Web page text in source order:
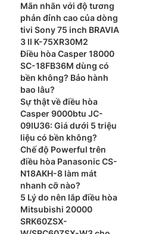
8BD
Mãn nhãn với độ tương
phản đỉnh cao của dòng
tivi Sony 75 inch BRAVIA
3 II K-75XR30M2
Điều hòa Casper 18000
SC-18FB36M dùng có
bền không? Bảo hành
bao lâu?
Sự thật về điều hòa
Casper 9000btu JC-
09IU36: Giá dưới 5 triệu
liệu có bền không?
Chế độ Powerful trên
điều hòa Panasonic CS-
N18AKH-8 làm mát
nhanh cỡ nào?
5 Lý do nên lắp điều hòa
Mitsubishi 20000
SRK60ZSX-